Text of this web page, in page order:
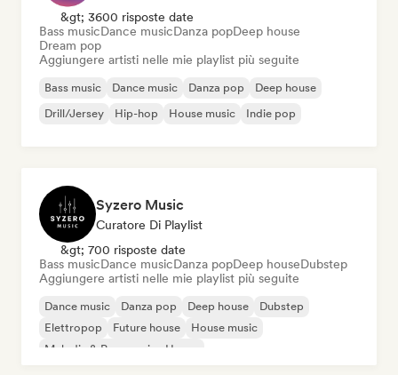
&gt; 3600 risposte date
Bass musicDance musicDanza popDeep house
Dream pop
Aggiungere artisti nelle mie playlist più seguite
Bass music Dance music Danza pop
Deep house
Drill/Jersey
Hip-hop House music Indie pop
Syzero Music
Curatore Di Playlist
&gt; 700 risposte date
Bass musicDance musicDanza popDeep houseDubstep
Aggiungere artisti nelle mie playlist più seguite
Dance music Danza pop Deep house
Dubstep
Elettropop
Future house
House music
Melodic & Progressive House